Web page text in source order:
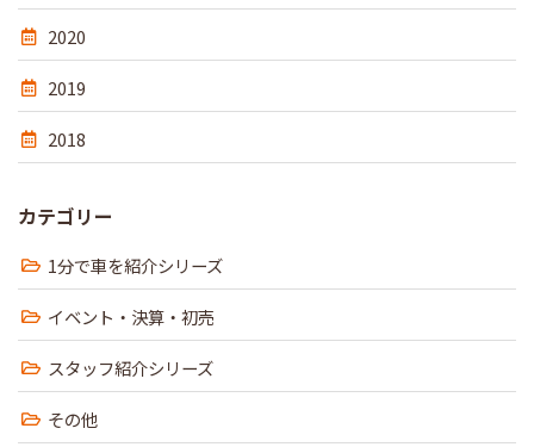
2020
2019
2018
カテゴリー
1分で車を紹介シリーズ
イベント・決算・初売
スタッフ紹介シリーズ
その他